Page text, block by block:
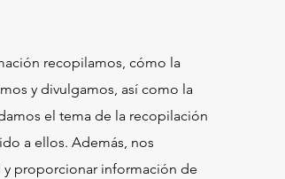
recopilamos, cómo la
y divulgamos, así como la
el tema de la recopilación
a ellos. Además, nos
proporcionar información de